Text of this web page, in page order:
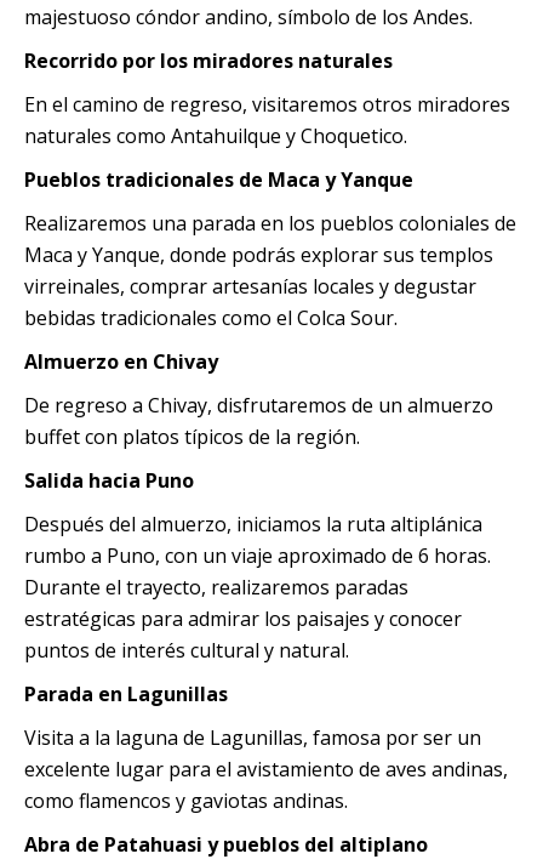
majestuoso cóndor andino, símbolo de los Andes.
Recorrido por los miradores naturales
En el camino de regreso, visitaremos otros miradores
naturales como Antahuilque y Choquetico.
Pueblos tradicionales de Maca y Yanque
Realizaremos una parada en los pueblos coloniales de
Maca y Yanque, donde podrás explorar sus templos
virreinales, comprar artesanías locales y degustar
bebidas tradicionales como el Colca Sour.
Almuerzo en Chivay
De regreso a Chivay, disfrutaremos de un almuerzo
buffet con platos típicos de la región.
Salida hacia Puno
Después del almuerzo, iniciamos la ruta altiplánica
rumbo a Puno, con un viaje aproximado de 6 horas.
Durante el trayecto, realizaremos paradas
estratégicas para admirar los paisajes y conocer
puntos de interés cultural y natural.
Parada en Lagunillas
Visita a la laguna de Lagunillas, famosa por ser un
excelente lugar para el avistamiento de aves andinas,
como flamencos y gaviotas andinas.
Abra de Patahuasi y pueblos del altiplano